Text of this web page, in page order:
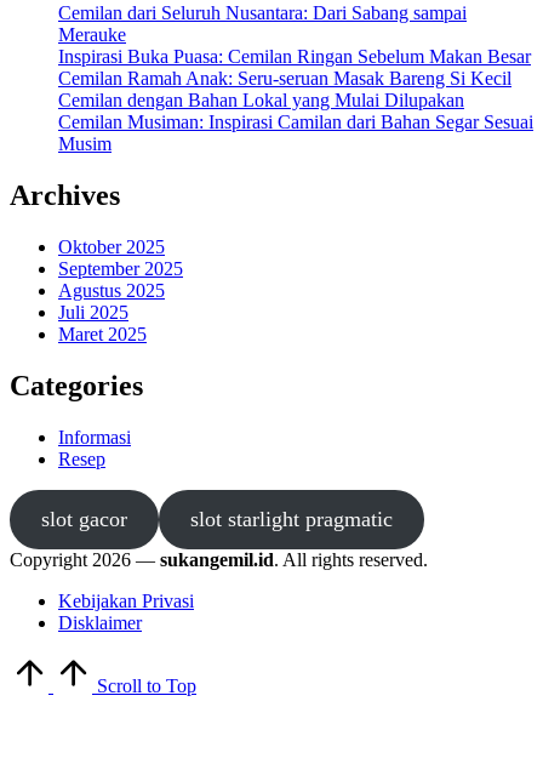
Cemilan dari Seluruh Nusantara: Dari Sabang sampai
Merauke
Inspirasi Buka Puasa: Cemilan Ringan Sebelum Makan Besar
Cemilan Ramah Anak: Seru-seruan Masak Bareng Si Kecil
Cemilan dengan Bahan Lokal yang Mulai Dilupakan
Cemilan Musiman: Inspirasi Camilan dari Bahan Segar Sesuai
Musim
Archives
Oktober 2025
September 2025
Agustus 2025
Juli 2025
Maret 2025
Categories
Informasi
Resep
slot gacor slot starlight pragmatic
Copyright 2026 — sukangemil.id. All rights reserved.
Kebijakan Privasi
Disklaimer
Scroll to Top